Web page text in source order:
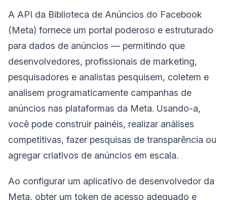
A API da Biblioteca de Anúncios do Facebook
(Meta) fornece um portal poderoso e estruturado
para dados de anúncios — permitindo que
desenvolvedores, profissionais de marketing,
pesquisadores e analistas pesquisem, coletem e
analisem programaticamente campanhas de
anúncios nas plataformas da Meta. Usando-a,
você pode construir painéis, realizar análises
competitivas, fazer pesquisas de transparência ou
agregar criativos de anúncios em escala.
Ao configurar um aplicativo de desenvolvedor da
Meta, obter um token de acesso adequado e